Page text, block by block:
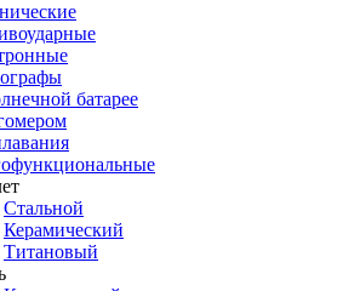
батарее
Стальной
Керамический
Титановый